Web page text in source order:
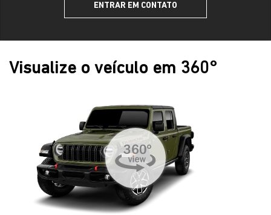
ENTRAR EM CONTATO
Visualize o veículo em 360°